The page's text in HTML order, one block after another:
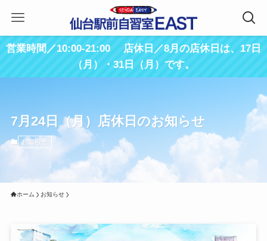
営業時間／10:00-21:00 店休日／8月の店休日は、17日
（月）・31日（月）です。
7月24日（月）店休日のお知らせ
お知らせ
ホーム お知らせ